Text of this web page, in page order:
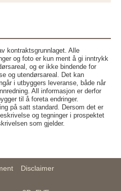
kontraktsgrunnlaget. Alle
og foto er kun ment å gi inntrykk
og er ikke bindende for
og utendørsareal. Det kan
i utbyggers leveranse, både når
All informasjon er derfor
til å foreta endringer.
på satt standard. Dersom det er
og tegninger i prospektet
som gjelder.
Disclaimer